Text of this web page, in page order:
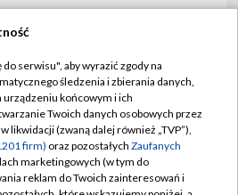
TVP
TVP
Sklep TVP
Biuro Reklamy
TVP
prywatności
Moje zgody
serwisu", aby wyrazić zgody na
śledzenia i zbierania danych,
urządzeniu końcowym i ich
Twoich danych osobowych przez
likwidacji (zwaną dalej również „TVP”),
firm) oraz pozostałych Zaufanych
marketingowych (w tym do
reklam do Twoich zainteresowań i